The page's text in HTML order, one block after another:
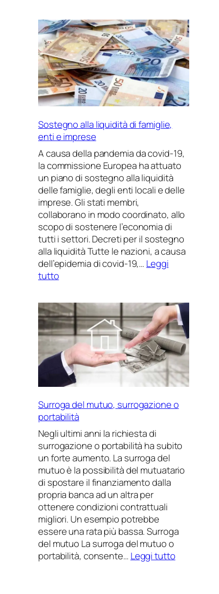
Covid
e
sostegni
ai
tempi
del
Coronavirus
Sostegno alla liquidità di famiglie,
enti e imprese
A causa della pandemia da covid-19,
la commissione Europea ha attuato
un piano di sostegno alla liquidità
delle famiglie, degli enti locali e delle
imprese. Gli stati membri,
collaborano in modo coordinato, allo
scopo di sostenere l’economia di
tutti i settori. Decreti per il sostegno
alla liquidità Tutte le nazioni, a causa
dell’epidemia di covid-19,… Leggi
tutto:
alla
liquidità
di
famiglie,
enti
e
imprese
Surroga del mutuo, surrogazione o
portabilità
Negli ultimi anni la richiesta di
surrogazione o portabilità ha subito
un forte aumento. La surroga del
mutuo è la possibilità del mutuatario
di spostare il finanziamento dalla
propria banca ad un altra per
ottenere condizioni contrattuali
migliori. Un esempio potrebbe
essere una rata più bassa. Surroga
del mutuo La surroga del mutuo o
portabilità, consente… Leggi tutto: